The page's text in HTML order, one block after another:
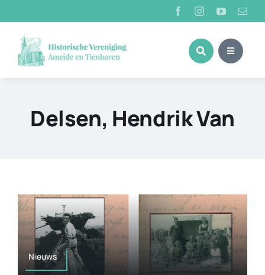
naar
inhoud
Delsen, Hendrik Van
Nieuws